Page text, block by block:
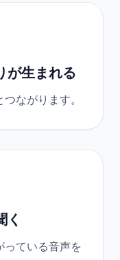
が生まれる
ながります。
く
っている音声を